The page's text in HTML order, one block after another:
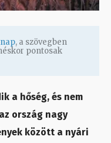
, a szövegben
pontosak
a hőség, és nem
ország nagy
között a nyári